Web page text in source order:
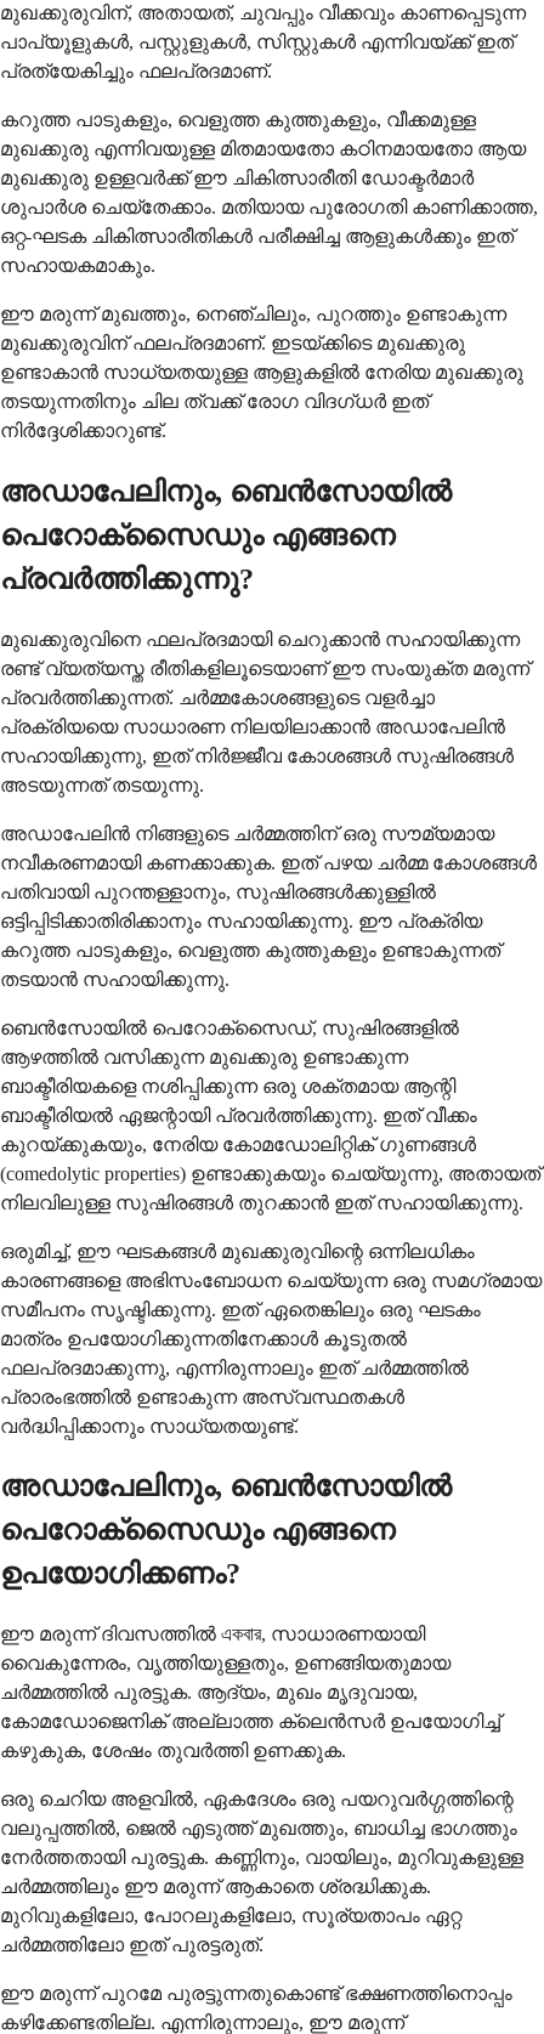
മുഖക്കുരുവിന്, അതായത്, ചുവപ്പും വീക്കവും കാണപ്പെടുന്ന
പാപ്യൂളുകൾ, പസ്റ്റുളുകൾ, സിസ്റ്റുകൾ എന്നിവയ്ക്ക് ഇത്
പ്രത്യേകിച്ചും ഫലപ്രദമാണ്.
കറുത്ത പാടുകളും, വെളുത്ത കുത്തുകളും, വീക്കമുള്ള
മുഖക്കുരു എന്നിവയുള്ള മിതമായതോ കഠിനമായതോ ആയ
മുഖക്കുരു ഉള്ളവർക്ക് ഈ ചികിത്സാരീതി ഡോക്ടർമാർ
ശുപാർശ ചെയ്തേക്കാം. മതിയായ പുരോഗതി കാണിക്കാത്ത,
ഒറ്റ-ഘടക ചികിത്സാരീതികൾ പരീക്ഷിച്ച ആളുകൾക്കും ഇത്
സഹായകമാകും.
ഈ മരുന്ന് മുഖത്തും, നെഞ്ചിലും, പുറത്തും ഉണ്ടാകുന്ന
മുഖക്കുരുവിന് ഫലപ്രദമാണ്. ഇടയ്ക്കിടെ മുഖക്കുരു
ഉണ്ടാകാൻ സാധ്യതയുള്ള ആളുകളിൽ നേരിയ മുഖക്കുരു
തടയുന്നതിനും ചില ത്വക്ക് രോഗ വിദഗ്ധർ ഇത്
നിർദ്ദേശിക്കാറുണ്ട്.
അഡാപേലിനും, ബെൻസോയിൽ
പെറോക്സൈഡും എങ്ങനെ
പ്രവർത്തിക്കുന്നു?
മുഖക്കുരുവിനെ ഫലപ്രദമായി ചെറുക്കാൻ സഹായിക്കുന്ന
രണ്ട് വ്യത്യസ്ത രീതികളിലൂടെയാണ് ഈ സംയുക്ത മരുന്ന്
പ്രവർത്തിക്കുന്നത്. ചർമ്മകോശങ്ങളുടെ വളർച്ചാ
പ്രക്രിയയെ സാധാരണ നിലയിലാക്കാൻ അഡാപേലിൻ
സഹായിക്കുന്നു, ഇത് നിർജ്ജീവ കോശങ്ങൾ സുഷിരങ്ങൾ
അടയുന്നത് തടയുന്നു.
അഡാപേലിൻ നിങ്ങളുടെ ചർമ്മത്തിന് ഒരു സൗമ്യമായ
നവീകരണമായി കണക്കാക്കുക. ഇത് പഴയ ചർമ്മ കോശങ്ങൾ
പതിവായി പുറന്തള്ളാനും, സുഷിരങ്ങൾക്കുള്ളിൽ
ഒട്ടിപ്പിടിക്കാതിരിക്കാനും സഹായിക്കുന്നു. ഈ പ്രക്രിയ
കറുത്ത പാടുകളും, വെളുത്ത കുത്തുകളും ഉണ്ടാകുന്നത്
തടയാൻ സഹായിക്കുന്നു.
ബെൻസോയിൽ പെറോക്സൈഡ്, സുഷിരങ്ങളിൽ
ആഴത്തിൽ വസിക്കുന്ന മുഖക്കുരു ഉണ്ടാക്കുന്ന
ബാക്ടീരിയകളെ നശിപ്പിക്കുന്ന ഒരു ശക്തമായ ആന്റി
ബാക്ടീരിയൽ ഏജന്റായി പ്രവർത്തിക്കുന്നു. ഇത് വീക്കം
കുറയ്ക്കുകയും, നേരിയ കോമഡോലിറ്റിക് ഗുണങ്ങൾ
(comedolytic properties) ഉണ്ടാക്കുകയും ചെയ്യുന്നു, അതായത്
നിലവിലുള്ള സുഷിരങ്ങൾ തുറക്കാൻ ഇത് സഹായിക്കുന്നു.
ഒരുമിച്ച്, ഈ ഘടകങ്ങൾ മുഖക്കുരുവിന്റെ ഒന്നിലധികം
കാരണങ്ങളെ അഭിസംബോധന ചെയ്യുന്ന ഒരു സമഗ്രമായ
സമീപനം സൃഷ്ടിക്കുന്നു. ഇത് ഏതെങ്കിലും ഒരു ഘടകം
മാത്രം ഉപയോഗിക്കുന്നതിനേക്കാൾ കൂടുതൽ
ഫലപ്രദമാക്കുന്നു, എന്നിരുന്നാലും ഇത് ചർമ്മത്തിൽ
പ്രാരംഭത്തിൽ ഉണ്ടാകുന്ന അസ്വസ്ഥതകൾ
വർദ്ധിപ്പിക്കാനും സാധ്യതയുണ്ട്.
അഡാപേലിനും, ബെൻസോയിൽ
പെറോക്സൈഡും എങ്ങനെ
ഉപയോഗിക്കണം?
ഈ മരുന്ന് ദിവസത്തിൽ একবার, സാധാരണയായി
വൈകുന്നേരം, വൃത്തിയുള്ളതും, ഉണങ്ങിയതുമായ
ചർമ്മത്തിൽ പുരട്ടുക. ആദ്യം, മുഖം മൃദുവായ,
കോമഡോജെനിക് അല്ലാത്ത ക്ലെൻസർ ഉപയോഗിച്ച്
കഴുകുക, ശേഷം തുവർത്തി ഉണക്കുക.
ഒരു ചെറിയ അളവിൽ, ഏകദേശം ഒരു പയറുവർഗ്ഗത്തിന്റെ
വലുപ്പത്തിൽ, ജെൽ എടുത്ത് മുഖത്തും, ബാധിച്ച ഭാഗത്തും
നേർത്തതായി പുരട്ടുക. കണ്ണിനും, വായിലും, മുറിവുകളുള്ള
ചർമ്മത്തിലും ഈ മരുന്ന് ആകാതെ ശ്രദ്ധിക്കുക.
മുറിവുകളിലോ, പോറലുകളിലോ, സൂര്യതാപം ഏറ്റ
ചർമ്മത്തിലോ ഇത് പുരട്ടരുത്.
ഈ മരുന്ന് പുറമേ പുരട്ടുന്നതുകൊണ്ട് ഭക്ഷണത്തിനൊപ്പം
കഴിക്കേണ്ടതില്ല. എന്നിരുന്നാലും, ഈ മരുന്ന്